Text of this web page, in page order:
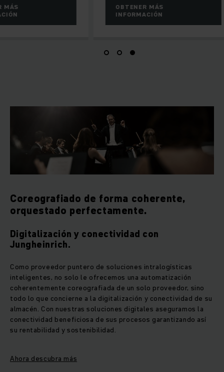
OBTENER MÁS
INFORMACIÓN
Coreografiado de forma coherente,
orquestado perfectamente.
Digitalización y conectividad con
Jungheinrich.
Como proveedor puntero de soluciones intralogísticas
inteligentes, no solo le ofrecemos una automatización
coherentemente coreografiada de un solo proveedor, sino
todo lo que concierne a la digitalización y conectividad de su
almacén. Con nuestras soluciones digitales aseguramos la
conectividad beneficiosa de sus procesos garantizando así
su rentabilidad y sostenibilidad.
Ahora descubra más